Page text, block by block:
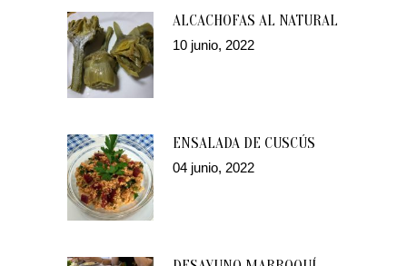
ALCACHOFAS AL NATURAL
10 junio, 2022
ENSALADA DE CUSCÚS
04 junio, 2022